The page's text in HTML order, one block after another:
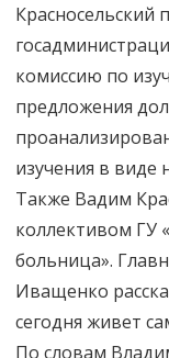
Красносельский
комиссию по
предложения
изучения в виде
Также Вадим
коллективом ГУ
больница».
Иващенко
сегодня живет
По словам